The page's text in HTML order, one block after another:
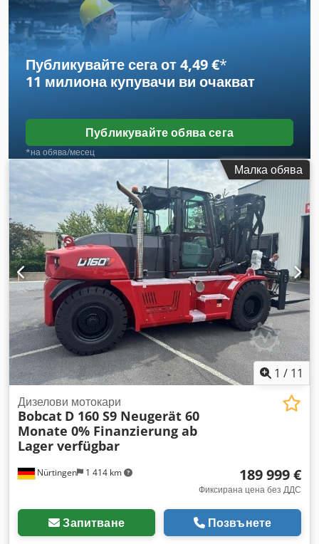
1 150 мм
, общо тегло:576 кг
, 5108763 Crjdeyv S Rmopfx
Aqgjf Сериен номер: OBWNL-003130 Характеристики на
акумулатора: 24 V, 60 Ah
Публикувайте сега от 4,49 €*
11 милиона купувачи ви очакват
Публикувайте обява сега
*на обява/месец
Малка обява
1 / 11
Nürtingen 1 414 km
Дизелови мотокари
Bobcat D 160 S9 Neugerät 60
Monate 0% Finanzierung ab
Lager verfügbar
189 999 €
Фиксирана цена без ДДС
Запитване Позвънете